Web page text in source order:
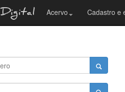
Acervo Cadastro e